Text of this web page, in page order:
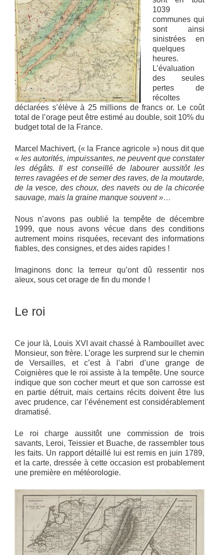
1039
communes qui
sont ainsi
sinistrées en
quelques
heures.
L’évaluation
des seules
pertes de
récoltes
déclarées s’élève à 25 millions de francs or. Le coût
total de l’orage peut être estimé au double, soit 10% du
budget total de la France.
Marcel Machivert, (« la France agricole ») nous dit que
« les autorités, impuissantes, ne peuvent que constater
les dégâts. Il est conseillé de labourer aussitôt les
terres ravagées et de semer des raves, de la moutarde,
de la vesce, des choux, des navets ou de la chicorée
sauvage, mais la graine manque souvent »…
Nous n’avons pas oublié la tempête de décembre
1999, que nous avons vécue dans des conditions
autrement moins risquées, recevant des informations
fiables, des consignes, et des aides rapides !
Imaginons donc la terreur qu’ont dû ressentir nos
aïeux, sous cet orage de fin du monde !
Le roi
Ce jour là, Louis XVI avait chassé à Rambouillet avec
Monsieur, son frère. L’orage les surprend sur le chemin
de Versailles, et c’est à l’abri d’une grange de
Coignières que le roi assiste à la tempête. Une source
indique que son cocher meurt et que son carrosse est
en partie détruit, mais certains récits doivent être lus
avec prudence, car l’événement est considérablement
dramatisé.
Le roi charge aussitôt une commission de trois
savants, Leroi, Teissier et Buache, de rassembler tous
les faits. Un rapport détaillé lui est remis en juin 1789,
et la carte, dressée à cette occasion est probablement
une première en météorologie.